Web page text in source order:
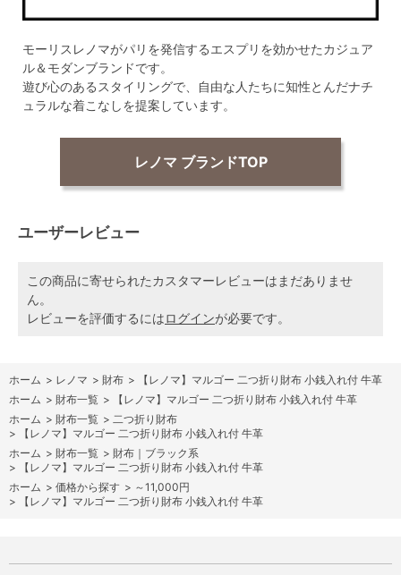
モーリスレノマがパリを発信するエスプリを効かせたカジュア
ル＆モダンブランドです。
遊び心のあるスタイリングで、自由な人たちに知性とんだナチ
ュラルな着こなしを提案しています。
レノマ ブランドTOP
ユーザーレビュー
この商品に寄せられたカスタマーレビューはまだありませ
ん。
レビューを評価するにはログインが必要です。
ホーム > レノマ > 財布 >
【レノマ】マルゴー 二つ折り財布 小銭入れ付 牛革
ホーム > 財布一覧 >
【レノマ】マルゴー 二つ折り財布 小銭入れ付 牛革
ホーム > 財布一覧 > 二つ折り財布
>
【レノマ】マルゴー 二つ折り財布 小銭入れ付 牛革
ホーム > 財布一覧 > 財布｜ブラック系
>
【レノマ】マルゴー 二つ折り財布 小銭入れ付 牛革
ホーム > 価格から探す > ～11,000円
>
【レノマ】マルゴー 二つ折り財布 小銭入れ付 牛革